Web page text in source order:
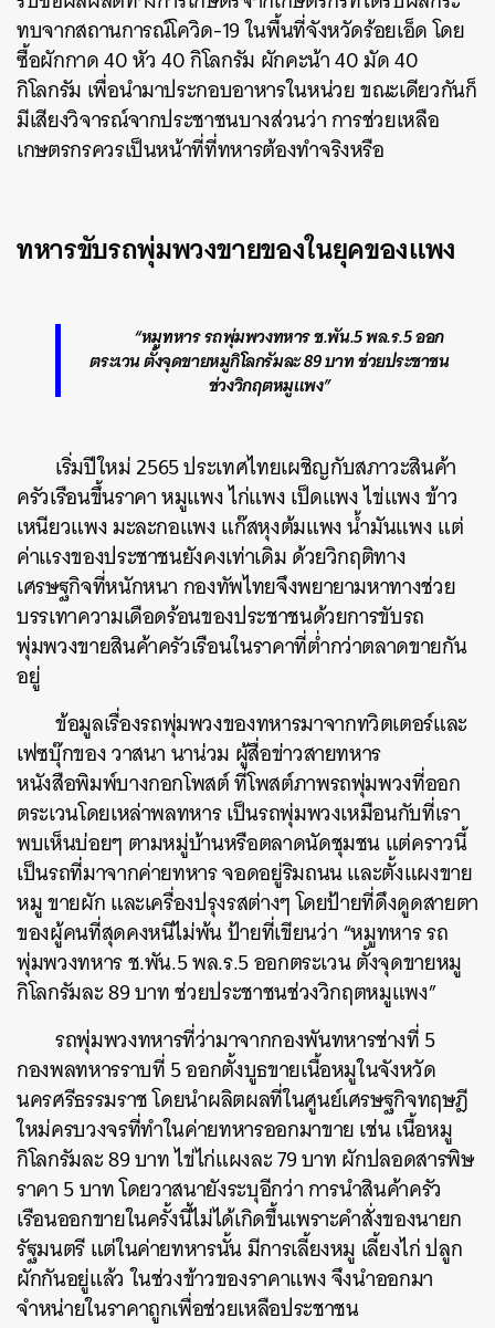
ทบจากสถานการณ์โควิด-19 ในพื้นที่จังหวัดร้อยเอ็ด โดย
ซื้อผักกาด 40 หัว 40 กิโลกรัม ผักคะน้า 40 มัด 40
กิโลกรัม เพื่อนำมาประกอบอาหารในหน่วย ขณะเดียวกันก็
มีเสียงวิจารณ์จากประชาชนบางส่วนว่า การช่วยเหลือ
เกษตรกรควรเป็นหน้าที่ที่ทหารต้องทำจริงหรือ
ทหารขับรถพุ่มพวงขายของในยุคของแพง
“หมูทหาร รถพุ่มพวงทหาร ช.พัน.5 พล.ร.5 ออก
ตระเวน ตั้งจุดขายหมูกิโลกรัมละ 89 บาท ช่วยประชาชน
ช่วงวิกฤตหมูแพง”
เริ่มปีใหม่ 2565 ประเทศไทยเผชิญกับสภาวะสินค้า
ครัวเรือนขึ้นราคา หมูแพง ไก่แพง เป็ดแพง ไข่แพง ข้าว
เหนียวแพง มะละกอแพง แก๊สหุงต้มแพง น้ำมันแพง แต่
ค่าแรงของประชาชนยังคงเท่าเดิม ด้วยวิกฤติทาง
เศรษฐกิจที่หนักหนา กองทัพไทยจึงพยายามหาทางช่วย
บรรเทาความเดือดร้อนของประชาชนด้วยการขับรถ
พุ่มพวงขายสินค้าครัวเรือนในราคาที่ต่ำกว่าตลาดขายกัน
อยู่
ข้อมูลเรื่องรถพุ่มพวงของทหารมาจากทวิตเตอร์และ
เฟซบุ๊กของ วาสนา นาน่วม ผู้สื่อข่าวสายทหาร
หนังสือพิมพ์บางกอกโพสต์ ที่โพสต์ภาพรถพุ่มพวงที่ออก
ตระเวนโดยเหล่าพลทหาร เป็นรถพุ่มพวงเหมือนกับที่เรา
พบเห็นบ่อยๆ ตามหมู่บ้านหรือตลาดนัดชุมชน แต่คราวนี้
เป็นรถที่มาจากค่ายทหาร จอดอยู่ริมถนน และตั้งแผงขาย
หมู ขายผัก และเครื่องปรุงรสต่างๆ โดยป้ายที่ดึงดูดสายตา
ของผู้คนที่สุดคงหนีไม่พ้น ป้ายที่เขียนว่า “หมูทหาร รถ
พุ่มพวงทหาร ช.พัน.5 พล.ร.5 ออกตระเวน ตั้งจุดขายหมู
กิโลกรัมละ 89 บาท ช่วยประชาชนช่วงวิกฤตหมูแพง”
รถพุ่มพวงทหารที่ว่ามาจากกองพันทหารช่างที่ 5
กองพลทหารราบที่ 5 ออกตั้งบูธขายเนื้อหมูในจังหวัด
นครศรีธรรมราช โดยนำผลิตผลที่ในศูนย์เศรษฐกิจทฤษฎี
ใหม่ครบวงจรที่ทำในค่ายทหารออกมาขาย เช่น เนื้อหมู
กิโลกรัมละ 89 บาท ไข่ไก่แผงละ 79 บาท ผักปลอดสารพิษ
ราคา 5 บาท โดยวาสนายังระบุอีกว่า การนำสินค้าครัว
เรือนออกขายในครั้งนี้ไม่ได้เกิดขึ้นเพราะคำสั่งของนายก
รัฐมนตรี แต่ในค่ายทหารนั้น มีการเลี้ยงหมู เลี้ยงไก่ ปลูก
ผักกันอยู่แล้ว ในช่วงข้าวของราคาแพง จึงนำออกมา
จำหน่ายในราคาถูกเพื่อช่วยเหลือประชาชน